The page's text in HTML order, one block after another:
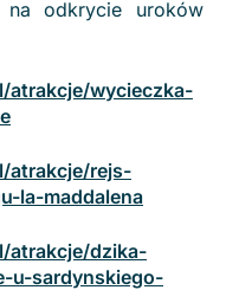
odkrycie uroków
atrakcje/wycieczka-
atrakcje/rejs-
la-maddalena
atrakcje/dzika-
u-sardynskiego-